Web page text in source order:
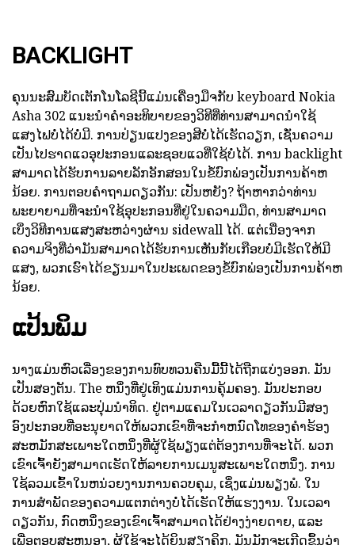
BACKLIGHT
ຄຸນນະສົມບັດເຕັກໂນໂລຊີນີ້ແມ່ນເຄື່ອງມືຈກັບ keyboard Nokia
Asha 302 ແນະນໍາຄໍາອະທິບາຍຂອງວິທີທີ່ທ່ານສາມາດນໍາໃຊ້
ແສງໄຟບໍ່ໄດ້ບໍ່ມີ. ການປ່ຽນແປງຂອງສີບໍ່ໄດ້ເຮັດວຽກ, ເຊັ່ນຄວາມ
ເປັນໄປຮາດແວອຸປະກອນແລະຊອບແວທີ່ໃຊ້ບໍ່ໄດ້. ການ backlight
ສາມາດໄດ້ຮັບການລາຍລັກອັກສອນໃນຂໍ້ບົກພ່ອງເປັນການຄ້າຫ
ນ້ອຍ. ການຕອບຄໍາຖາມດຽວກັນ: ເປັນຫຍັງ? ຖ້າຫາກວ່າທ່ານ
ພະຍາຍາມທີ່ຈະນໍາໃຊ້ອຸປະກອນທີ່ຢູ່ໃນຄວາມມືດ, ທ່ານສາມາດ
ເບິ່ງວິທີການແສງສະຫວ່າງຜ່ານ sidewall ໄດ້. ແຕ່ເນື່ອງຈາກ
ຄວາມຈິງທີ່ວ່າມັນສາມາດໄດ້ຮັບການເຫັນກັບເກືອບບໍ່ມີເຮັດໃຫ້ມີ
ແສງ, ພວກເຮົາໄດ້ຂຽນມາໃນປະເພດຂອງຂໍ້ບົກພ່ອງເປັນການຄ້າຫ
ນ້ອຍ.
ແປ້ນພິມ
ນາງແມ່ນຫົວເລື່ອງຂອງການທົບທວນຄືນມື້ນີ້ໄດ້ຖືກແບ່ງອອກ. ມັນ
ເປັນສອງຕັນ. The ຫນຶ່ງທີ່ຢູ່ເທິງແມ່ນການຄຸ້ມຄອງ. ມັນປະກອບ
ດ້ວຍຫົກໃຊ້ແລະປຸ່ມນໍາທິດ. ຢູ່ຕາມແຄມໃນເວລາດຽວກັນມີສອງ
ອົງປະກອບທີ່ອະນຸຍາດໃຫ້ພວກເຂົາທີ່ຈະກໍາຫນົດໂທຂອງຄໍາຮ້ອງ
ສະຫມັກສະເພາະໃດຫນຶ່ງທີ່ຜູ້ໃຊ້ພຽງແຕ່ຕ້ອງການທີ່ຈະໄດ້. ພວກ
ເຂົາເຈົ້າຍັງສາມາດເຮັດໃຫ້ລາຍການເມນູສະເພາະໃດຫນຶ່ງ. ການ
ໃຊ້ລວມເຂົ້າໃນຫນ່ວຍງານການຄວບຄຸມ, ເຊິ່ງແມ່ນພຽງພໍ. ໃນ
ການສໍາພັດຂອງຄວາມແຕກຕ່າງບໍ່ໄດ້ເຮັດໃຫ້ແຮງງານ. ໃນເວລາ
ດຽວກັນ, ກົດຫນຶ່ງຂອງເຂົາເຈົ້າສາມາດໄດ້ຢ່າງງ່າຍດາຍ, ແລະ
ເພື່ອຕອບສະຫນອງ, ຜູ້ໃຊ້ຈະໄດ້ຍິນສຽງຄິກ. ມັນມັກຈະເກີດຂຶ້ນວ່າ